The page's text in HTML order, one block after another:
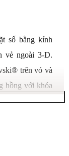
số bằng kính
vẻ ngoài 3-D.
trên vỏ và
hồng với khóa
khả năng